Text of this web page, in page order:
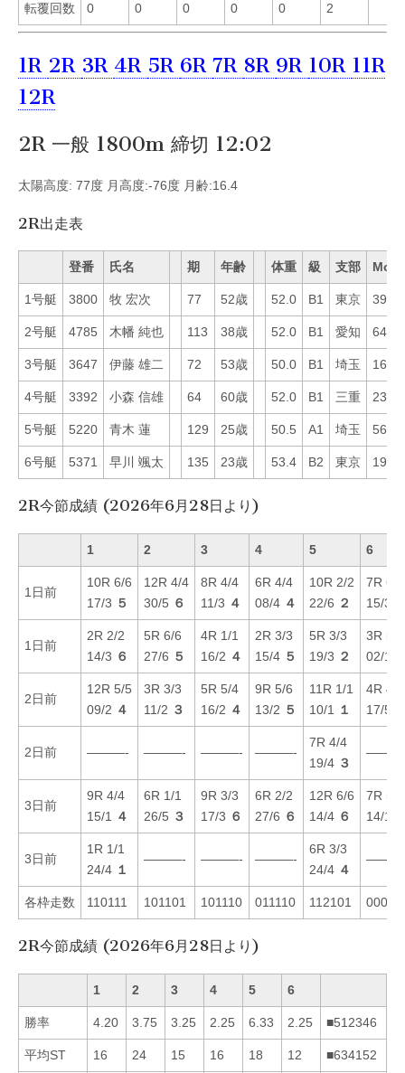
転覆回数 0 0 0 0 0 2
1R 2R 3R 4R 5R 6R 7R 8R 9R 10R 11R
12R
2R 一般 1800m 締切 12:02
太陽高度: 77度 月高度:-76度 月齢:16.4
2R出走表
登番 氏名 期 年齢 体重 級 支部 Mo
1号艇 3800 牧 宏次 77 52歳 52.0 B1 東京 39
2号艇 4785 木幡 純也 113 38歳 52.0 B1 愛知 64
3号艇 3647 伊藤 雄二 72 53歳 50.0 B1 埼玉 16
4号艇 3392 小森 信雄 64 60歳 52.0 B1 三重 23
5号艇 5220 青木 蓮 129 25歳 50.5 A1 埼玉 56
6号艇 5371 早川 颯太 135 23歳 53.4 B2 東京 19
2R今節成績 (2026年6月28日より)
1 2 3 4 5 6
1日前
10R 6/6
17/3 ５
12R 4/4
30/5 ６
8R 4/4
11/3 ４
6R 4/4
08/4 ４
10R 2/2
22/6 ２
7R 6/6
15/3
1日前
2R 2/2
14/3 ６
5R 6/6
27/6 ５
4R 1/1
16/2 ４
2R 3/3
15/4 ５
5R 3/3
19/3 ２
3R 5/6
02/1
2日前
12R 5/5
09/2 ４
3R 3/3
11/2 ３
5R 5/4
16/2 ４
9R 5/6
13/2 ５
11R 1/1
10/1
１
4R 4/4
17/5
2日前 ———- ———- ———- ———-
7R 4/4
19/4 ３
3日前
9R 4/4
15/1
４
6R 1/1
26/5 ３
9R 3/3
17/3 ６
6R 2/2
27/6 ６
12R 6/6
14/4 ６
7R 5/6
14/1
3日前
1R 1/1
24/4 １
———- ———- ———-
6R 3/3
24/4 ４
各枠走数 110111 101101 101110 011110 112101
2R今節成績 (2026年6月28日より)
1 2 3 4 5 6
勝率 4.20 3.75 3.25 2.25 6.33 2.25 ■512346
平均ST 16 24 15 16 18 12 ■634152